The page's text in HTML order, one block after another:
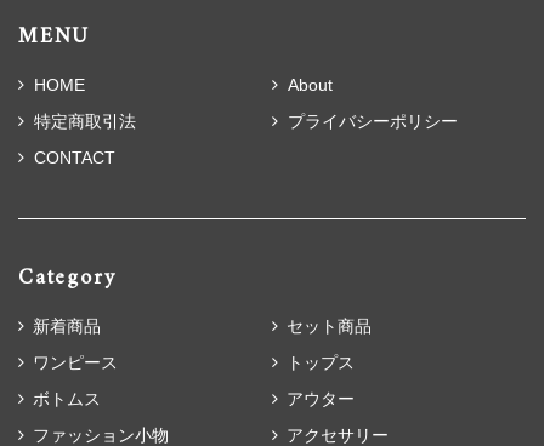
MENU
HOME
About
特定商取引法
プライバシーポリシー
CONTACT
Category
新着商品
セット商品
ワンピース
トップス
ボトムス
アウター
ファッション小物
アクセサリー